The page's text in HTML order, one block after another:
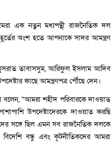
এক নতুন মধ্যপন্থী রাজনৈতিক দল
অংশ হতে আপনাকে সাদর আমন্ত্রণ
নুসরাত তাবাসসুম, আরিফুল ইসলাম আদিব
কাছে আমন্ত্রণপত্র পৌঁছে দেন।
বলেন, “আমরা শহীদ পরিবারকে দাওয়াত
উপদেষ্টাদেরকে দাওয়াত করছি
সঙ্গে ছিল এমন সব রাজনৈতিক দলকে
বন্ধু এবং কূটনীতিকদের আমরা